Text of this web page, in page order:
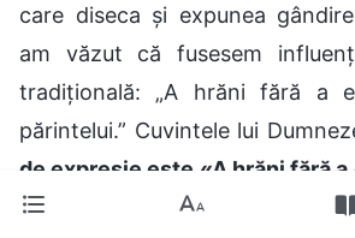
care diseca și expunea
am văzut că fusesem
tradițională: „A hrăni fără a
părintelui.” Cuvintele lui
de expresie este «A hrăni fără
părintelui»? În ce fel este